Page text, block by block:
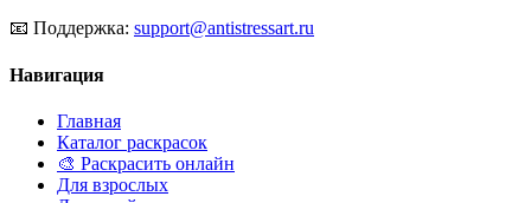
📧 Поддержка: support@antistressart.ru
Навигация
Главная
Каталог раскрасок
🎨 Раскрасить онлайн
Для взрослых